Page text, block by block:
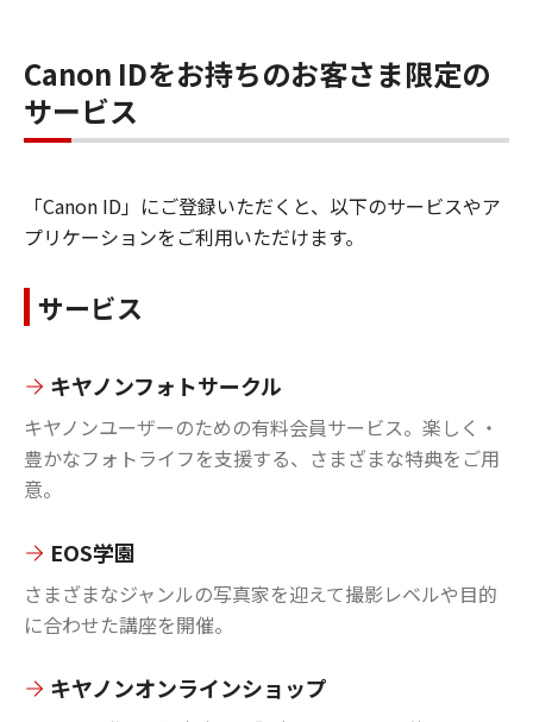
Canon IDをお持ちのお客さま限定の
サービス
「Canon ID」にご登録いただくと、以下のサービスやア
プリケーションをご利用いただけます。
サービス
キヤノンフォトサークル
キヤノンユーザーのための有料会員サービス。楽しく・
豊かなフォトライフを支援する、さまざまな特典をご用
意。
EOS学園
さまざまなジャンルの写真家を迎えて撮影レベルや目的
に合わせた講座を開催。
キヤノンオンラインショップ